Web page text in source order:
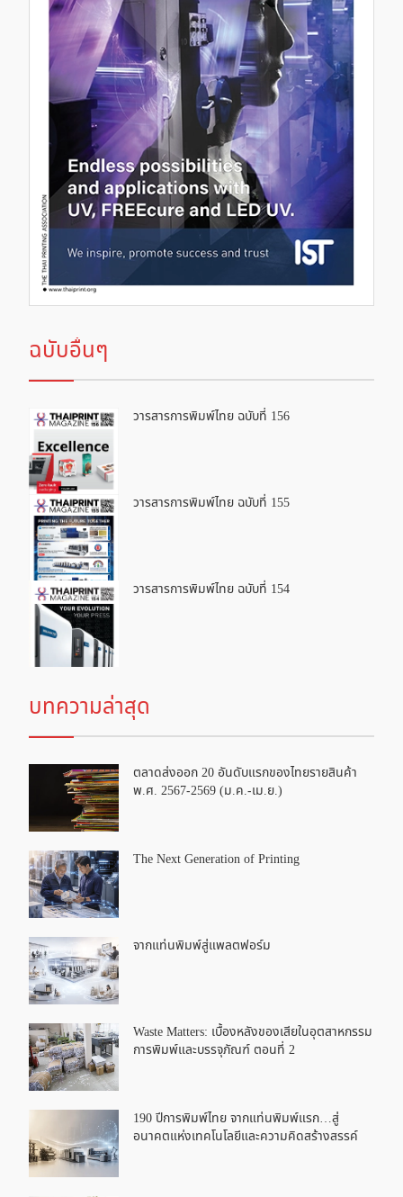
ฉบับอื่นๆ
วารสารการพิมพ์ไทย ฉบับที่ 156
วารสารการพิมพ์ไทย ฉบับที่ 155
วารสารการพิมพ์ไทย ฉบับที่ 154
บทความล่าสุด
ตลาดส่งออก 20 อันดับแรกของไทยรายสินค้า
พ.ศ. 2567-2569 (ม.ค.-เม.ย.)
The Next Generation of Printing
จากแท่นพิมพ์สู่แพลตฟอร์ม
Waste Matters: เบื้องหลังของเสียในอุตสาหกรรม
การพิมพ์และบรรจุภัณฑ์ ตอนที่ 2
190 ปีการพิมพ์ไทย จากแท่นพิมพ์แรก…สู่
อนาคตแห่งเทคโนโลยีและความคิดสร้างสรรค์